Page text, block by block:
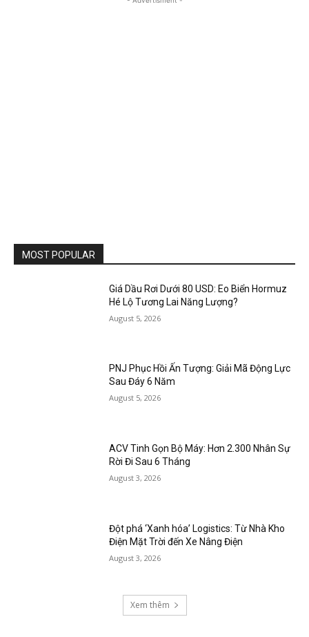
MOST POPULAR
Giá Dầu Rơi Dưới 80 USD: Eo Biển Hormuz
Hé Lộ Tương Lai Năng Lượng?
August 5, 2026
PNJ Phục Hồi Ấn Tượng: Giải Mã Động Lực
Sau Đáy 6 Năm
August 5, 2026
ACV Tinh Gọn Bộ Máy: Hơn 2.300 Nhân Sự
Rời Đi Sau 6 Tháng
August 3, 2026
Đột phá ‘Xanh hóa’ Logistics: Từ Nhà Kho
Điện Mặt Trời đến Xe Nâng Điện
August 3, 2026
Xem thêm